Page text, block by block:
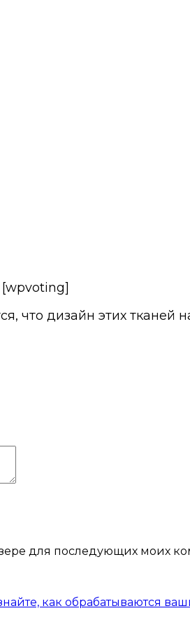
[wpvoting]
дизайн этих тканей
для последующих моих
как обрабатываются